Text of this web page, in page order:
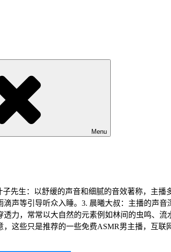
Menu
先生：以舒缓的声音和细腻的音效著称，主
声等引导听众入睡。3. 晨曦大叔：主播的声
力，常常以大自然的元素例如林间的虫鸣、
这些只是推荐的一些免费ASMR男主播，互